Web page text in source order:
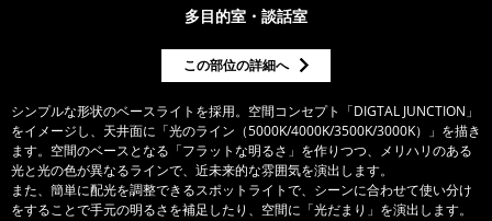
多目的室・談話室
この部位の詳細へ
シンプルな形状のベースライトを採用。空間コンセプト「DIGTAL JUNCTION」
をイメージし、天井面に「光のライン（5000K/4000K/3500K/3000K）」を描き
ます。空間のベースとなる「フラットな明るさ」を作りつつ、メリハリのある
光と光の色が異なるラインで、近未来的な雰囲気を演出します。
また、簡単に配光を調整できるスポットライトで、シーンに合わせて使い分け
をすることで手元の明るさを補足したり、空間に「光だまり」を演出します。